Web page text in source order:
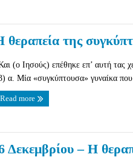
της
(ο Ιησούς) επέθηκε επ’ αυτή τας
α. Μία «συγκύπτουσα» γυναίκα
Read more
Δεκεμβρίου – Η